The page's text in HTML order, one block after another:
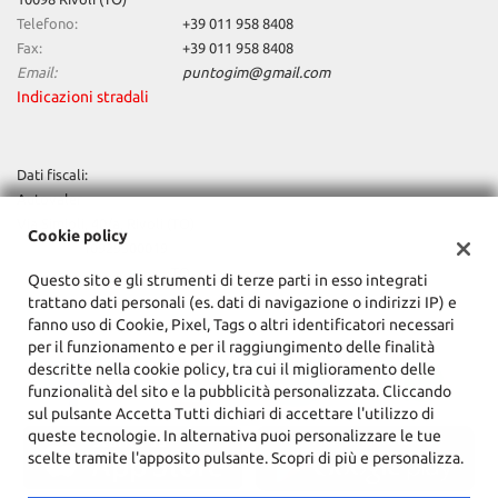
Telefono:
+39 011 958 8408
Fax:
+39 011 958 8408
Email:
puntogim@gmail.com
Indicazioni stradali
Dati fiscali:
Autovaler
10929300019
Registro delle imprese: TO
Cookie policy
Questo sito e gli strumenti di terze parti in esso integrati
trattano dati personali (es. dati di navigazione o indirizzi IP) e
fanno uso di Cookie, Pixel, Tags o altri identificatori necessari
per il funzionamento e per il raggiungimento delle finalità
descritte nella cookie policy, tra cui il miglioramento delle
funzionalità del sito e la pubblicità personalizzata. Cliccando
sul pulsante Accetta Tutti dichiari di accettare l'utilizzo di
queste tecnologie. In alternativa puoi personalizzare le tue
scelte tramite l'apposito pulsante. Scopri di più e personalizza.